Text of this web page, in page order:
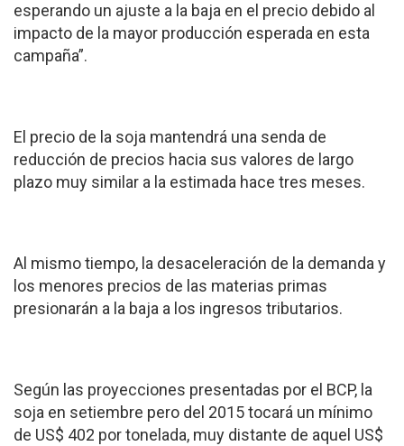
esperando un ajuste a la baja en el precio debido al
impacto de la mayor producción esperada en esta
campaña”.
El precio de la soja mantendrá una senda de
reducción de precios hacia sus valores de largo
plazo muy similar a la estimada hace tres meses.
Al mismo tiempo, la desaceleración de la demanda y
los menores precios de las materias primas
presionarán a la baja a los ingresos tributarios.
Según las proyecciones presentadas por el BCP, la
soja en setiembre pero del 2015 tocará un mínimo
de US$ 402 por tonelada, muy distante de aquel US$